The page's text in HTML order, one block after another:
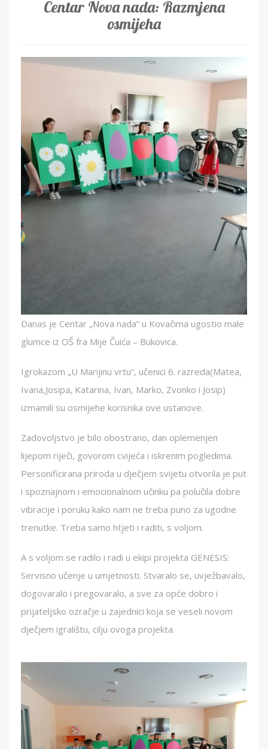
Centar Nova nada: Razmjena
osmijeha
Danas je Centar „Nova nada“ u Kovačima ugostio male
glumce iz OŠ fra Mije Čuića – Bukovica.
Igrokazom „U Marijinu vrtu“, učenici 6. razreda(Matea,
Ivana,Josipa, Katarina, Ivan, Marko, Zvonko i Josip)
izmamili su osmijehe korisnika ove ustanove.
Zadovoljstvo je bilo obostrano, dan oplemenjen
lijepom riječi, govorom cvijeća i iskrenim pogledima.
Personificirana priroda u dječjem svijetu otvorila je put
i spoznajnom i emocionalnom učinku pa polučila dobre
vibracije i poruku kako nam ne treba puno za ugodne
trenutke. Treba samo htjeti i raditi, s voljom.
A s voljom se radilo i radi u ekipi projekta GENESIS:
Servisno učenje u umjetnosti. Stvaralo se, uvježbavalo,
dogovaralo i pregovaralo, a sve za opće dobro i
prijateljsko ozračje u zajednici koja se veseli novom
dječjem igralištu, cilju ovoga projekta.